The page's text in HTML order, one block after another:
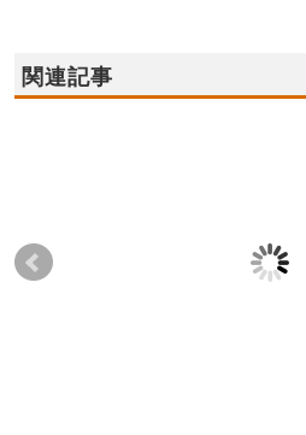
関連記事
2021年11/23日(火)